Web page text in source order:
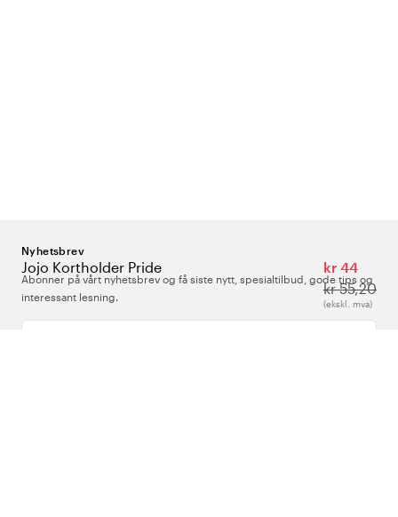
Jojo Kortholder Pride
kr 44
kr 55,20
(ekskl. mva)
Nyhetsbrev
Abonner på vårt nyhetsbrev og få siste nytt, spesialtilbud, gode tips og
interessant lesning.
Skriv inn din e-postadresse